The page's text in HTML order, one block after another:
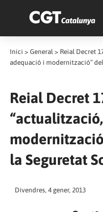
Inici > General > Reial Decret
adequació i modernització”
Reial Decret
la Seguretat
Divendres, 4 gener, 2013